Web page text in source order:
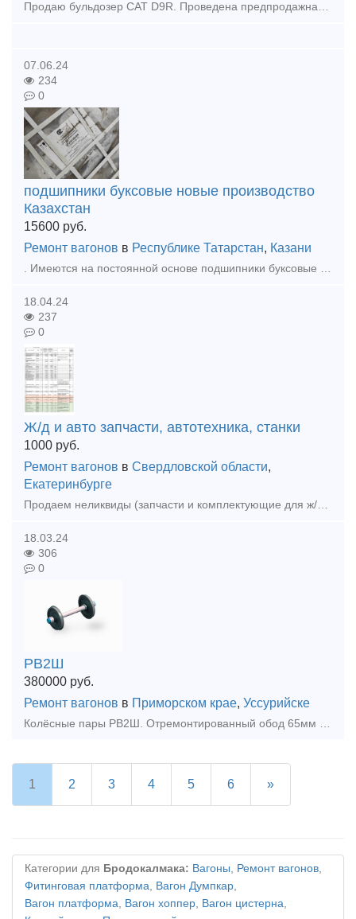
Продаю бульдозер CAT D9R. Проведена предпродажная подготовка, тнвд проверен и отрегулирован на стенде. Ходовая система, гидравлика, КПП, фрикционы в отличном состоянии, сегменты натяжные колеса (ленив
07.06.24
234
0
подшипники буксовые новые производство
Казахстан
15600 руб.
Ремонт вагонов в Республике Татарстан, Казани
. Имеются на постоянной основе подшипники буксовые казахстанские, парные, упаковка не вскрывается. Паспорта на месте. Цена 15600 с ндс за 1 штуку . Всегда наличии партия 1008 шт. Паспорта и фото пре
18.04.24
237
0
Ж/д и авто запчасти, автотехника, станки
1000 руб.
Ремонт вагонов в Свердловской области,
Екатеринбурге
Продаем неликвиды (запчасти и комплектующие для ж/д транспорта), станки, автотехнику, автозапчасти (новые). Перечень продаваемого имущества во вложенном файле. По запросу вышлем фото, список в эксель
18.03.24
306
0
РВ2Ш
380000 руб.
Ремонт вагонов в Приморском крае, Уссурийске
Колёсные пары РВ2Ш. Отремонтированный обод 65мм и более
1 2 3 4 5 6 »
Категории для Бродокалмака: Вагоны, Ремонт вагонов,
Фитинговая платформа, Вагон Думпкар,
Вагон платформа, Вагон хоппер, Вагон цистерна,